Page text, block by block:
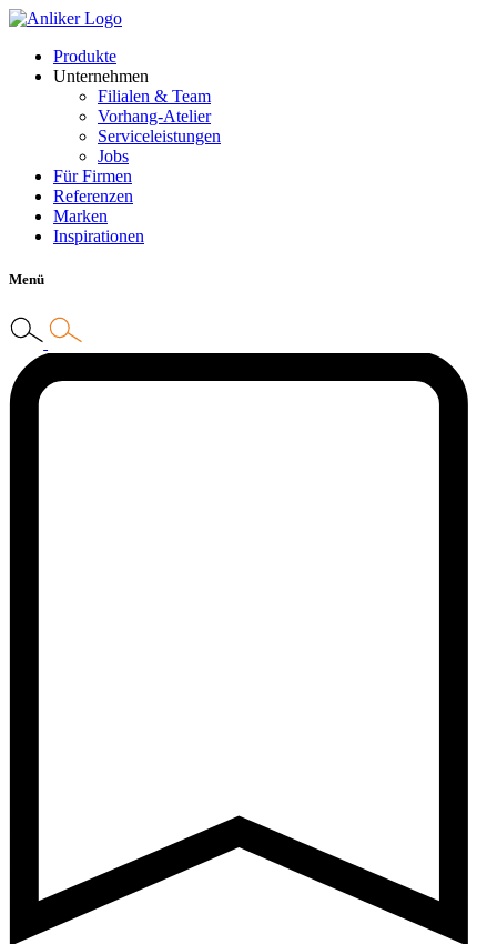
Produkte
Unternehmen
Filialen & Team
Vorhang-Atelier
Serviceleistungen
Jobs
Für Firmen
Referenzen
Marken
Inspirationen
Menü